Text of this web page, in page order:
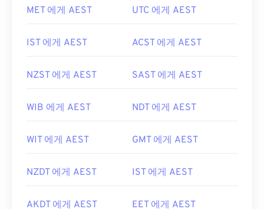
MET 에게 AEST UTC 에게 AEST
IST 에게 AEST ACST 에게 AEST
NZST 에게 AEST SAST 에게 AEST
WIB 에게 AEST NDT 에게 AEST
WIT 에게 AEST GMT 에게 AEST
NZDT 에게 AEST IST 에게 AEST
AKDT 에게 AEST EET 에게 AEST